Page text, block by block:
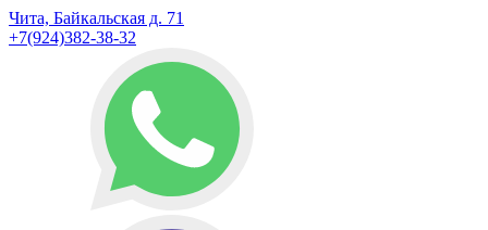
Чита, Байкальская д. 71
+7(924)382-38-32